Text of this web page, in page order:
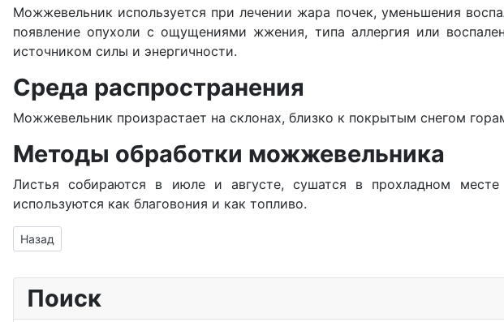
Можжевельник используется при лечении жара почек, уменьшения
появление опухоли с ощущениями жжения, типа аллергия или
источником силы и энергичности.
Среда распространения
Можжевельник произрастает на склонах, близко к покрытым снегом
Методы обработки можжевельника
Листья собираются в июле и августе, сушатся в прохладном месте
используются как благовония и как топливо.
Предыдущий: Молочай
Назад
Поиск